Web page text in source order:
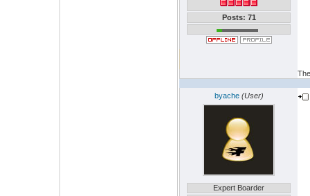
Posts: 71
byache (User)
Expert Boarder